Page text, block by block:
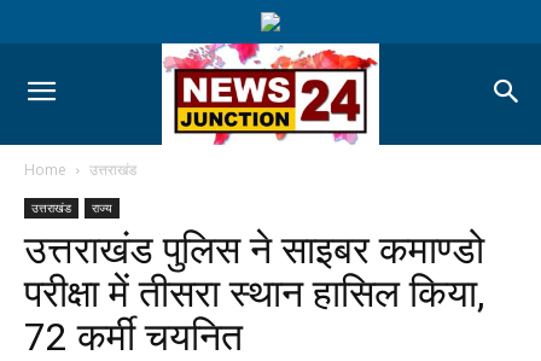
Home उत्तराखंड
उत्तराखंड राज्य
उत्तराखंड पुलिस ने साइबर कमाण्डो
परीक्षा में तीसरा स्थान हासिल किया,
72 कर्मी चयनित